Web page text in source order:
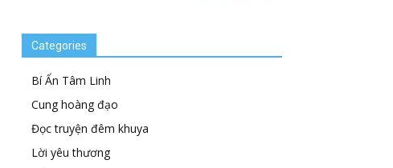
Categories
Bí Ẩn Tâm Linh
Cung hoàng đạo
Đọc truyện đêm khuya
Lời yêu thương